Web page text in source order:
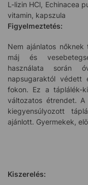
L-lizin HCl, Echinacea
vitamin, kapszula
Figyelmeztetés:
Nem ajánlatos
máj és
használata során
napsugaraktól védett
fokon. Ez a táplálék-
változatos étrendet.
kiegyensúlyozott
ajánlott. Gyermekek,
Kiszerelés: